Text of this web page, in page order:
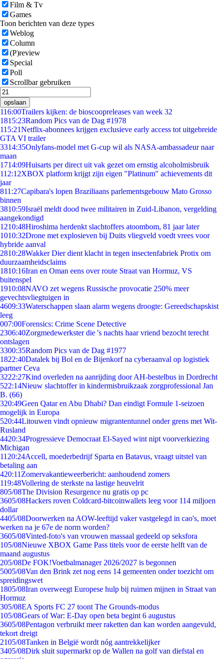
Film & Tv
Games
Toon berichten van deze types
Weblog
Column
(P)review
Special
Poll
Scrollbar gebruiken
opslaan
116:00Trailers kijken: de bioscoopreleases van week 32
1815:23Random Pics van de Dag #1978
115:21Netflix-abonnees krijgen exclusieve early access tot uitgebreide
GTA VI trailer
3314:35Onlyfans-model met G-cup wil als NASA-ambassadeur naar
maan
1714:09Huisarts per direct uit vak gezet om ernstig alcoholmisbruik
112:12XBOX platform krijgt zijn eigen "Platinum" achievements dit
jaar
811:27Capibara's lopen Braziliaans parlementsgebouw Mato Grosso
binnen
3810:59Israël meldt dood twee militairen in Zuid-Libanon, vergelding
aangekondigd
1210:48Hiroshima herdenkt slachtoffers atoombom, 81 jaar later
1010:32Drone met explosieven bij Duits vliegveld voedt vrees voor
hybride aanval
2810:28Wakker Dier dient klacht in tegen insectenfabriek Protix om
duurzaamheidsclaims
1810:16Iran en Oman eens over route Straat van Hormuz, VS
buitenspel
1910:08NAVO zet wegens Russische provocatie 250% meer
gevechtsvliegtuigen in
4609:33Waterschappen slaan alarm wegens droogte: Gereedschapskist
leeg
007:00Forensics: Crime Scene Detective
2306:40Zorgmedewerkster die 's nachts haar vriend bezocht terecht
ontslagen
3300:35Random Pics van de Dag #1977
1822:40Datalek bij Bol en de Bijenkorf na cyberaanval op logistiek
partner Ceva
3222:27Kind overleden na aanrijding door AH-bestelbus in Dordrecht
522:14Nieuw slachtoffer in kindermisbruikzaak zorgprofessional Jan
B. (66)
320:49Geen Qatar en Abu Dhabi? Dan eindigt Formule 1-seizoen
mogelijk in Europa
520:44Litouwen vindt opnieuw migrantentunnel onder grens met Wit-
Rusland
4420:34Progressieve Democraat El-Sayed wint nipt voorverkiezing
Michigan
11 20:24Accell, moederbedrijf Sparta en Batavus, vraagt uitstel van
betaling aan
420:11 Zomervakantieweerbericht: aanhoudend zomers
119:48Vollering de sterkste na lastige heuvelrit
805/08The Division Resurgence nu gratis op pc
3605/08Hackers roven Coldcard-bitcoinwallets leeg voor 114 miljoen
dollar
4405/08Doorwerken na AOW-leeftijd vaker vastgelegd in cao's, moet
werken na je 67e de norm worden?
3605/08Vinted-foto's van vrouwen massaal gedeeld op seksfora
105/08Nieuwe XBOX Game Pass titels voor de eerste helft van de
maand augustus
205/08De FOK!Voetbalmanager 2026/2027 is begonnen
5005/08Van den Brink zet nog eens 14 gemeenten onder toezicht om
spreidingswet
1805/08Iran overweegt Europese hulp bij ruimen mijnen in Straat van
Hormuz
305/08EA Sports FC 27 toont The Grounds-modus
105/08Gears of War: E-Day open beta begint 6 augustus
3605/08Pentagon verbruikt meer raketten dan kan worden aangevuld,
tekort dreigt
2105/08Tanken in België wordt nóg aantrekkelijker
3405/08Dirk sluit supermarkt op de Wallen na golf van diefstal en